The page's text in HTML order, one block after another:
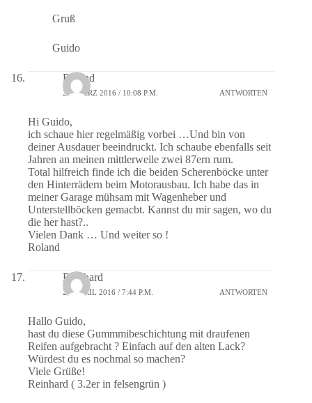
Gruß
Guido
Roland
25. MÄRZ 2016 / 10:08 P.M. ANTWORTEN
Hi Guido,
ich schaue hier regelmäßig vorbei …Und bin von
deiner Ausdauer beeindruckt. Ich schaube ebenfalls seit
Jahren an meinen mittlerweile zwei 87ern rum.
Total hilfreich finde ich die beiden Scherenböcke unter
den Hinterrädern beim Motorausbau. Ich habe das in
meiner Garage mühsam mit Wagenheber und
Unterstellböcken gemacbt. Kannst du mir sagen, wo du
die her hast?..
Vielen Dank … Und weiter so !
Roland
Reinhard
20. APRIL 2016 / 7:44 P.M. ANTWORTEN
Hallo Guido,
hast du diese Gummmibeschichtung mit draufenen
Reifen aufgebracht ? Einfach auf den alten Lack?
Würdest du es nochmal so machen?
Viele Grüße!
Reinhard ( 3.2er in felsengrün )